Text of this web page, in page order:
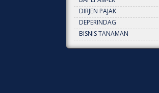
DIRJEN PAJAK
DEPERINDAG
BISNIS TANAMAN